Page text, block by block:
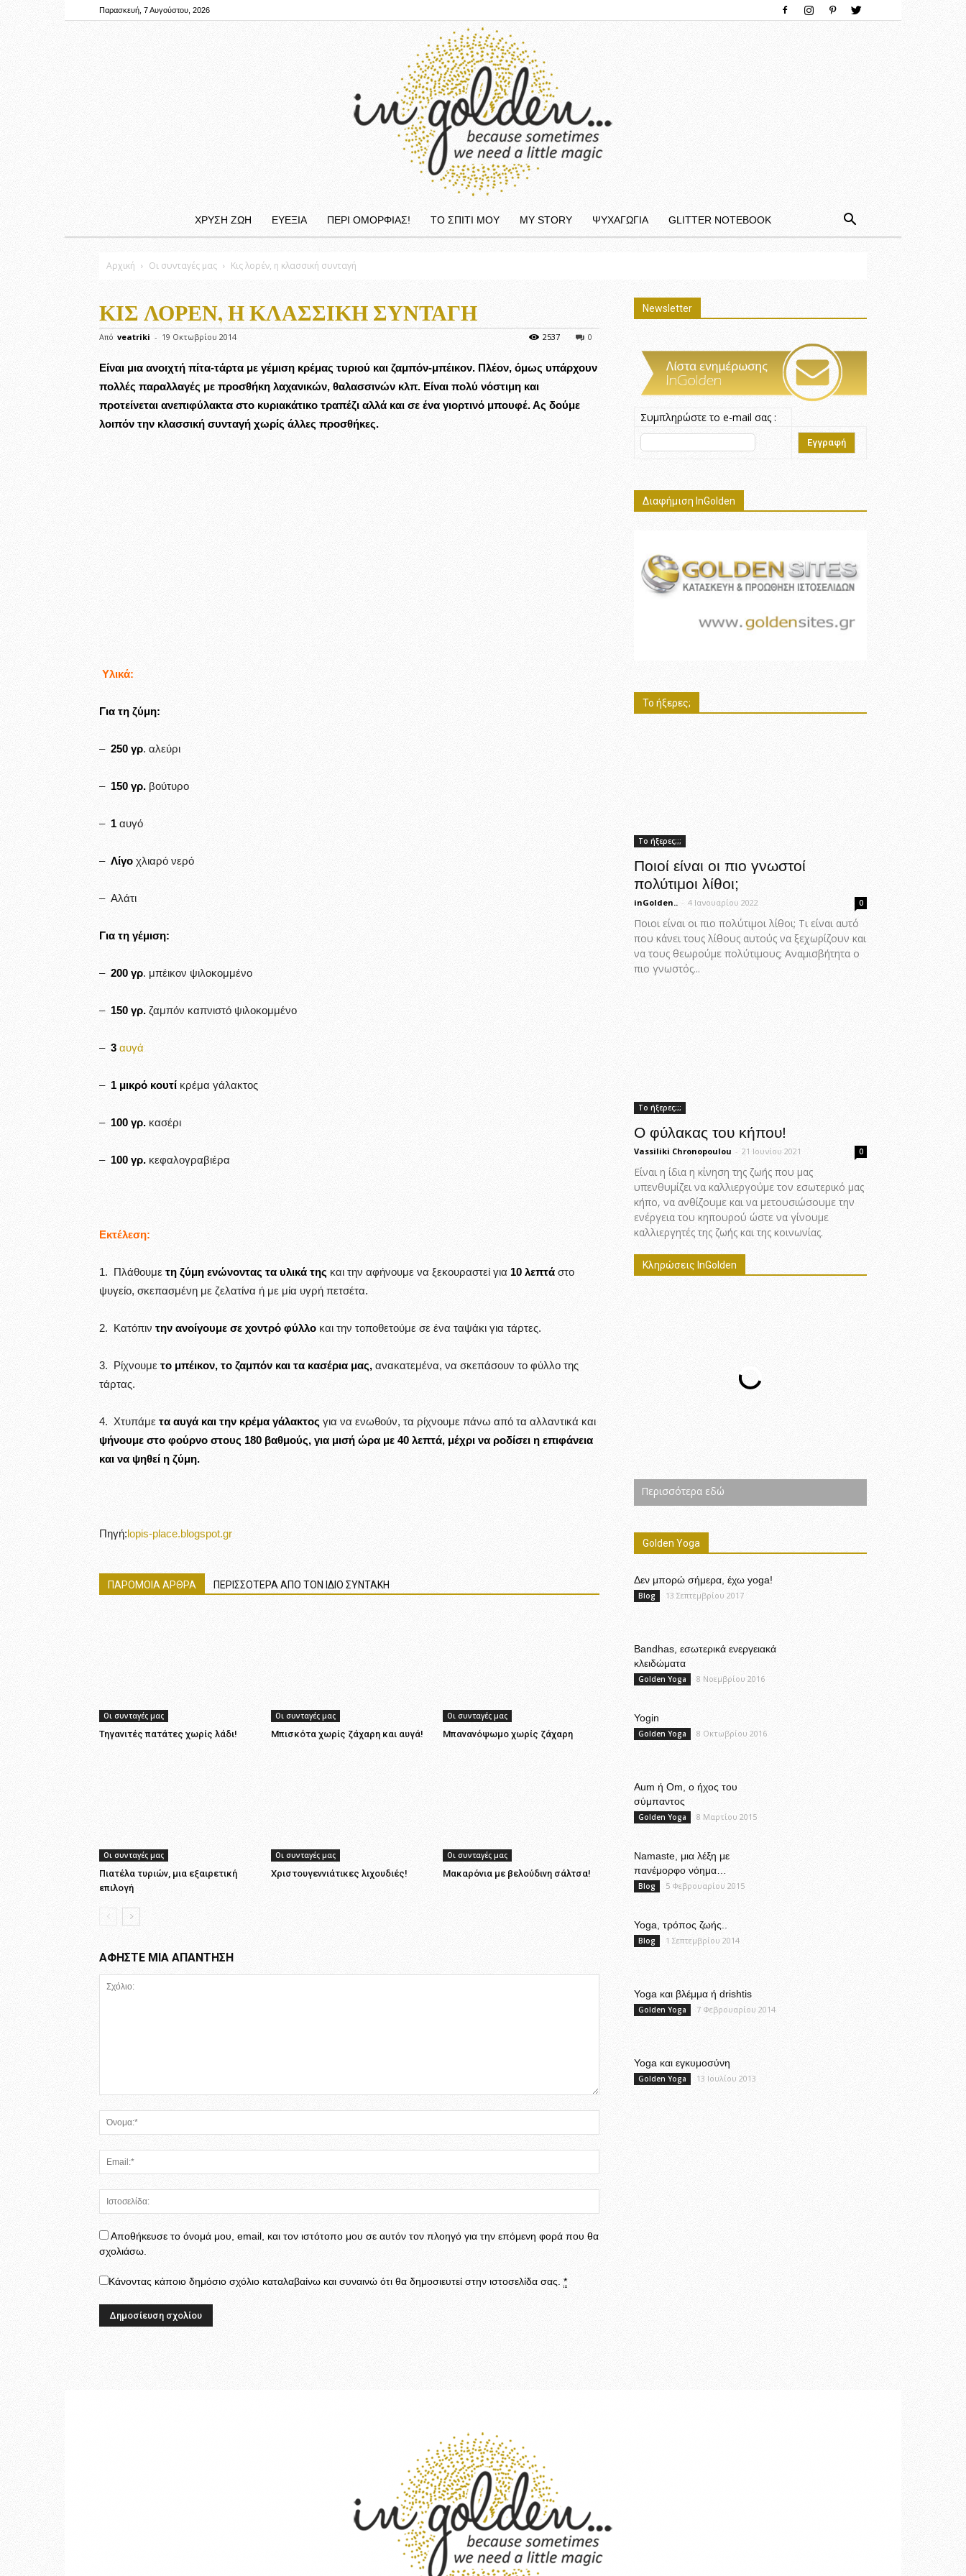
Παρασκευή, 7 Αυγούστου, 2026
ΧΡΥΣΗ ΖΩΗ ΕΥΕΞΙΑ ΠΕΡΙ ΟΜΟΡΦΙΆΣ! ΤΟ ΣΠΙΤΙ ΜΟΥ MY STORY ΨΥΧΑΓΩΓΙΑ GLITTER NOTEBOOK
Αρχική Οι συνταγές μας Κις λορέν, η κλασσική συνταγή
ΚΙΣ ΛΟΡΈΝ, Η ΚΛΑΣΣΙΚΉ ΣΥΝΤΑΓΉ
Από veatriki - 19 Οκτωβρίου 2014 0
2537
Είναι μια ανοιχτή πίτα-τάρτα με γέμιση κρέμας τυριού και ζαμπόν-μπέικον. Πλέον, όμως υπάρχουν
πολλές παραλλαγές με προσθήκη λαχανικών, θαλασσινών κλπ. Είναι πολύ νόστιμη και
προτείνεται ανεπιφύλακτα στο κυριακάτικο τραπέζι αλλά και σε ένα γιορτινό μπουφέ. Ας δούμε
λοιπόν την κλασσική συνταγή χωρίς άλλες προσθήκες.
Υλικά:
Για τη ζύμη:
– 250 γρ. αλεύρι
– 150 γρ. βούτυρο
– 1 αυγό
– Λίγο χλιαρό νερό
– Αλάτι
Για τη γέμιση:
– 200 γρ. μπέικον ψιλοκομμένο
– 150 γρ. ζαμπόν καπνιστό ψιλοκομμένο
– 3 αυγά
– 1 μικρό κουτί κρέμα γάλακτος
– 100 γρ. κασέρι
– 100 γρ. κεφαλογραβιέρα
Εκτέλεση:
1. Πλάθουμε τη ζύμη ενώνοντας τα υλικά της και την αφήνουμε να ξεκουραστεί για 10 λεπτά στο
ψυγείο, σκεπασμένη με ζελατίνα ή με μία υγρή πετσέτα.
2. Κατόπιν την ανοίγουμε σε χοντρό φύλλο και την τοποθετούμε σε ένα ταψάκι για τάρτες.
3. Ρίχνουμε το μπέικον, το ζαμπόν και τα κασέρια μας, ανακατεμένα, να σκεπάσουν το φύλλο της
τάρτας.
4. Χτυπάμε τα αυγά και την κρέμα γάλακτος για να ενωθούν, τα ρίχνουμε πάνω από τα αλλαντικά και
ψήνουμε στο φούρνο στους 180 βαθμούς, για μισή ώρα με 40 λεπτά, μέχρι να ροδίσει η επιφάνεια
και να ψηθεί η ζύμη.
Πηγή:lopis-place.blogspot.gr
ΠΑΡΟΜΟΙΑ ΑΡΘΡΑ ΠΕΡΙΣΣΟΤΕΡΑ ΑΠΟ ΤΟΝ ΙΔΙΟ ΣΥΝΤΑΚΗ
Οι συνταγές μας
Τηγανιτές πατάτες χωρίς λάδι!
Οι συνταγές μας
Μπισκότα χωρίς ζάχαρη και αυγά!
Οι συνταγές μας
Μπανανόψωμο χωρίς ζάχαρη
Οι συνταγές μας
Πιατέλα τυριών, μια εξαιρετική
επιλογή
Οι συνταγές μας
Χριστουγεννιάτικες λιχουδιές!
Οι συνταγές μας
Μακαρόνια με βελούδινη σάλτσα!
ΑΦΗΣΤΕ ΜΙΑ ΑΠΑΝΤΗΣΗ
Αποθήκευσε το όνομά μου, email, και τον ιστότοπο μου σε αυτόν τον πλοηγό για την επόμενη φορά που θα
σχολιάσω.
Κάνοντας κάποιο δημόσιο σχόλιο καταλαβαίνω και συναινώ ότι θα δημοσιευτεί στην ιστοσελίδα σας. *
Newsletter
Συμπληρώστε το e-mail σας :
Διαφήμιση InGolden
Το ήξερες;
Το ήξερες;;;
Ποιοί είναι οι πιο γνωστοί
πολύτιμοι λίθοι;
inGolden.. - 4 Ιανουαρίου 2022 0
Ποιοι είναι οι πιο πολύτιμοι λίθοι; Τι είναι αυτό
που κάνει τους λίθους αυτούς να ξεχωρίζουν και
να τους θεωρούμε πολύτιμους; Αναμισβήτητα ο
πιο γνωστός...
Το ήξερες;;;
Ο φύλακας του κήπου!
Vassiliki Chronopoulou - 21 Ιουνίου 2021 0
Είναι η ίδια η κίνηση της ζωής που μας
υπενθυμίζει να καλλιεργούμε τον εσωτερικό μας
κήπο, να ανθίζουμε και να μετουσιώσουμε την
ενέργεια του κηπουρού ώστε να γίνουμε
καλλιεργητές της ζωής και της κοινωνίας.
Κληρώσεις InGolden
Περισσότερα εδώ
Golden Yoga
Δεν μπορώ σήμερα, έχω yoga!
Blog 13 Σεπτεμβρίου 2017
Bandhas, εσωτερικά ενεργειακά
κλειδώματα
Golden Yoga 8 Νοεμβρίου 2016
Yogin
Golden Yoga 8 Οκτωβρίου 2016
Aum ή Om, ο ήχος του
σύμπαντος
Golden Yoga 8 Μαρτίου 2015
Namaste, μια λέξη με
πανέμορφο νόημα…
Blog 5 Φεβρουαρίου 2015
Yoga, τρόπος ζωής..
Blog 1 Σεπτεμβρίου 2014
Yoga και βλέμμα ή drishtis
Golden Yoga 7 Φεβρουαρίου 2014
Yoga και εγκυμοσύνη
Golden Yoga 13 Ιουλίου 2013